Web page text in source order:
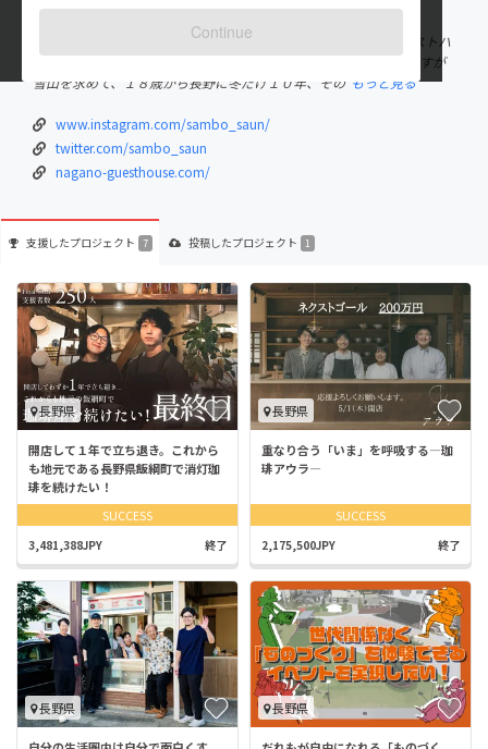
Continue
出身国：日本 出身地：大阪府
こんにちは、長野市の駅から善光寺に向かう途中の参道沿いでゲストハ
ウス＆バーラウンジを経営していますSAMBOです。 大阪出身のですが
雪山を求めて、１８歳から長野に冬だけ１０年、その もっと見る
www.instagram.com/sambo_saun/
twitter.com/sambo_saun
nagano-guesthouse.com/
支援したプロジェクト 7 投稿したプロジェクト 1
長野県
開店して１年で立ち退き。これから
も地元である長野県飯綱町で消灯珈
琲を続けたい！
SUCCESS
3,481,388JPY 終了
長野県
重なり合う「いま」を呼吸する―珈
琲アウラ―
SUCCESS
2,175,500JPY 終了
長野県 長野県